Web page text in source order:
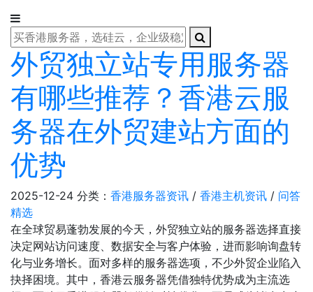
外贸独立站专用服务器
有哪些推荐？香港云服
务器在外贸建站方面的
优势
2025-12-24 分类： 香港服务器资讯 / 香港主机资讯 / 问答
精选
在全球贸易蓬勃发展的今天，外贸独立站的服务器选择直接
决定网站访问速度、数据安全与客户体验，进而影响询盘转
化与业务增长。面对多样的服务器选项，不少外贸企业陷入
抉择困境。其中，香港云服务器凭借独特优势成为主流选